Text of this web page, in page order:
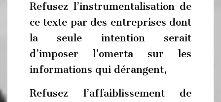
Refusez l’instrumentalisation de
ce texte par des entreprises dont
la seule intention serait
d’imposer l’omerta sur les
informations qui dérangent,
Refusez l’affaiblissement de